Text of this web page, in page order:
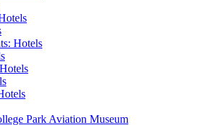
Hotels
Park Aviation Museum